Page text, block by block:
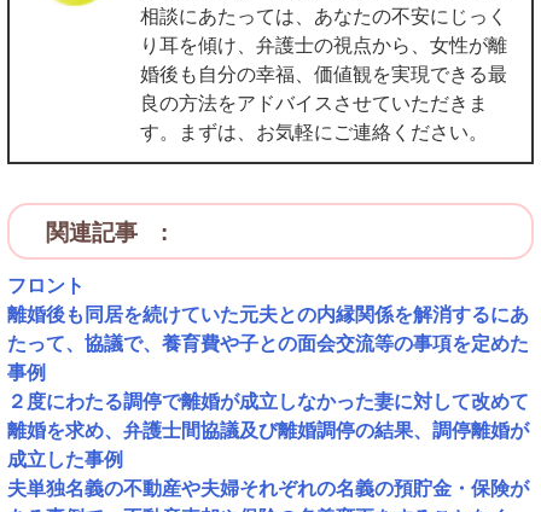
相談にあたっては、あなたの不安にじっく
り耳を傾け、弁護士の視点から、女性が離
婚後も自分の幸福、価値観を実現できる最
良の方法をアドバイスさせていただきま
す。まずは、お気軽にご連絡ください。
関連記事 :
フロント
離婚後も同居を続けていた元夫との内縁関係を解消するにあ
たって、協議で、養育費や子との面会交流等の事項を定めた
事例
２度にわたる調停で離婚が成立しなかった妻に対して改めて
離婚を求め、弁護士間協議及び離婚調停の結果、調停離婚が
成立した事例
夫単独名義の不動産や夫婦それぞれの名義の預貯金・保険が